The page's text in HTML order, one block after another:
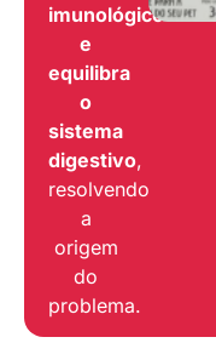
imunológico
e
equilibra
o
sistema
digestivo,
resolvendo
a
origem
do
problema.